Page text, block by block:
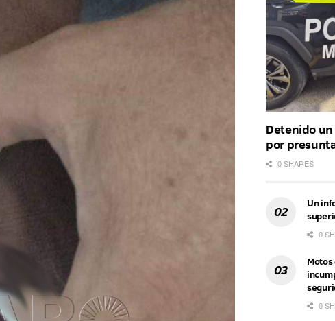
Detenido
por
0 SHARES
Un
0
0